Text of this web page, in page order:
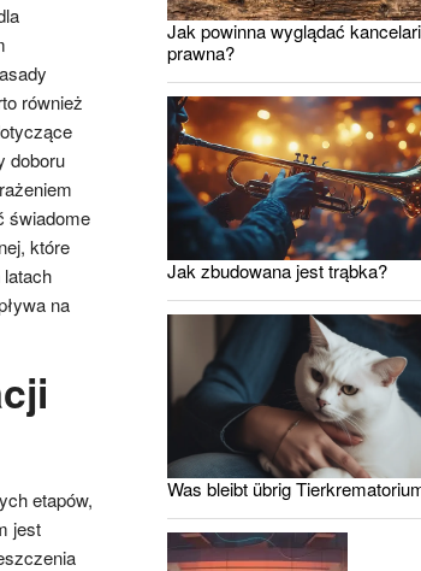
również
doboru
świadome
które
na
etapów,
jest
Jak powinna wyglądać
prawna?
Jak zbudowana jest trąbka?
Was bleibt übrig